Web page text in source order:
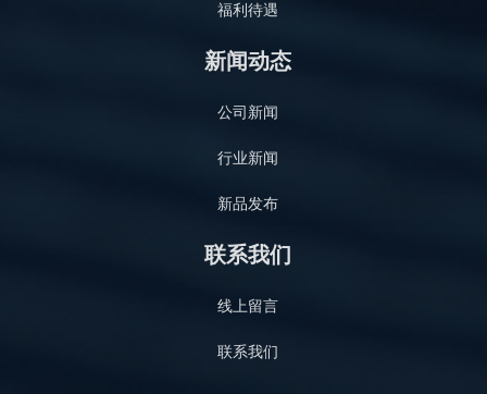
福利待遇
新闻动态
公司新闻
行业新闻
新品发布
联系我们
线上留言
联系我们